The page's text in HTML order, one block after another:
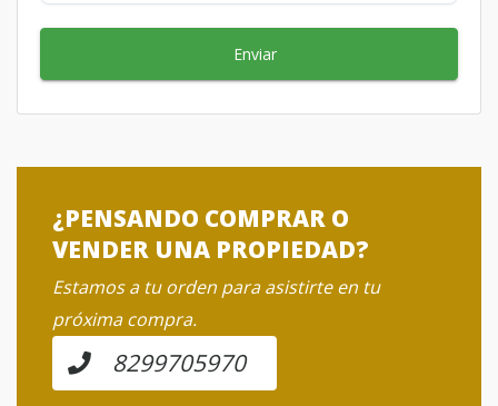
Enviar
¿PENSANDO COMPRAR O
VENDER UNA PROPIEDAD?
Estamos a tu orden para asistirte en tu
próxima compra.
8299705970